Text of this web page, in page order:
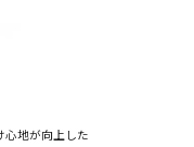
心地が向上した